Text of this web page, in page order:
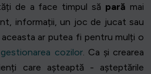
de a face timpul să pară mai
informații, un joc de jucat sau
ar putea fi pentru mulți o
cozilor. Ca și crearea
care așteaptă - așteptările